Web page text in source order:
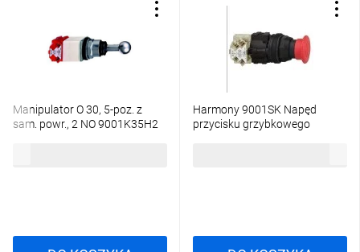
Manipulator O 30, 5-poz. z
sam. powr., 2 NO 9001K35H2
Harmony 9001SK Napęd
przycisku grzybkowego